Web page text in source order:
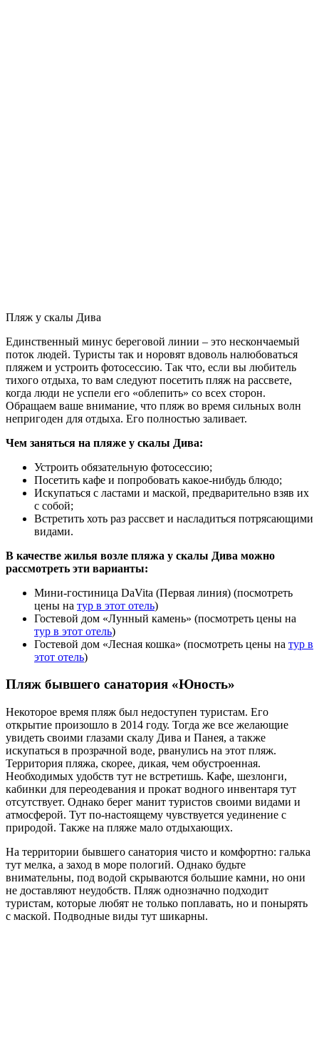
Пляж у скалы Дива
Единственный минус береговой линии – это нескончаемый
поток людей. Туристы так и норовят вдоволь налюбоваться
пляжем и устроить фотосессию. Так что, если вы любитель
тихого отдыха, то вам следуют посетить пляж на рассвете,
когда люди не успели его «облепить» со всех сторон.
Обращаем ваше внимание, что пляж во время сильных волн
непригоден для отдыха. Его полностью заливает.
Чем заняться на пляже у скалы Дива:
Устроить обязательную фотосессию;
Посетить кафе и попробовать какое-нибудь блюдо;
Искупаться с ластами и маской, предварительно взяв их
с собой;
Встретить хоть раз рассвет и насладиться потрясающими
видами.
В качестве жилья возле пляжа у скалы Дива можно
рассмотреть эти варианты:
Мини-гостиница DaVita (Первая линия) (посмотреть
цены на тур в этот отель)
Гостевой дом «Лунный камень» (посмотреть цены на
тур в этот отель)
Гостевой дом «Лесная кошка» (посмотреть цены на тур в
этот отель)
Пляж бывшего санатория «Юность»
Некоторое время пляж был недоступен туристам. Его
открытие произошло в 2014 году. Тогда же все желающие
увидеть своими глазами скалу Дива и Панея, а также
искупаться в прозрачной воде, рванулись на этот пляж.
Территория пляжа, скорее, дикая, чем обустроенная.
Необходимых удобств тут не встретишь. Кафе, шезлонги,
кабинки для переодевания и прокат водного инвентаря тут
отсутствует. Однако берег манит туристов своими видами и
атмосферой. Тут по-настоящему чувствуется уединение с
природой. Также на пляже мало отдыхающих.
На территории бывшего санатория чисто и комфортно: галька
тут мелка, а заход в море пологий. Однако будьте
внимательны, под водой скрываются большие камни, но они
не доставляют неудобств. Пляж однозначно подходит
туристам, которые любят не только поплавать, но и понырять
с маской. Подводные виды тут шикарны.